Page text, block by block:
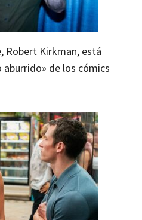
Robert Kirkman, está
de los cómics